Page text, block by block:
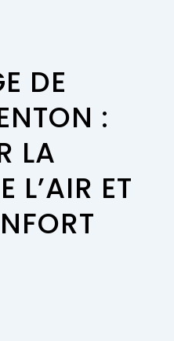
DE
:
LA
L’AIR ET